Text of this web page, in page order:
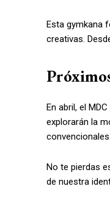
Esta gymkana
creativas.
En abril, el
explorarán la
No te pierdas
de nuestra